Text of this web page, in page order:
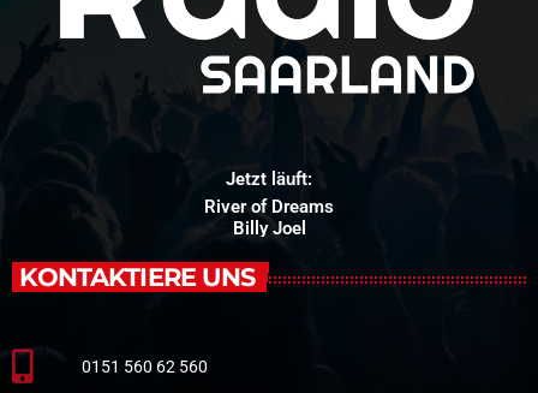
Jetzt läuft:
River of Dreams
Billy Joel
KONTAKTIERE UNS
0151 560 62 560